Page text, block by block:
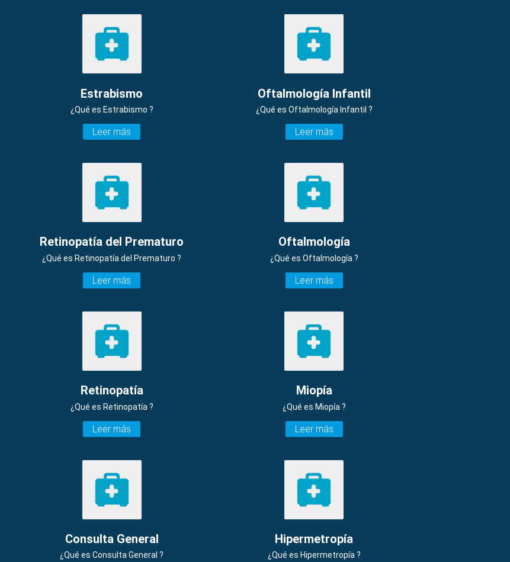
Estrabismo
¿Qué es Estrabismo ?
Leer más
Oftalmología Infantil
¿Qué es Oftalmología Infantil ?
Leer más
Retinopatía del Prematuro
¿Qué es Retinopatía del Prematuro ?
Leer más
Oftalmología
¿Qué es Oftalmología ?
Leer más
Retinopatía
¿Qué es Retinopatía ?
Leer más
Miopía
¿Qué es Miopía ?
Leer más
Consulta General
¿Qué es Consulta General ?
Hipermetropía
¿Qué es Hipermetropía ?